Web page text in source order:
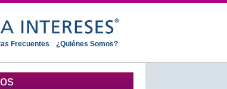
Frecuentes ¿Quiénes Somos?